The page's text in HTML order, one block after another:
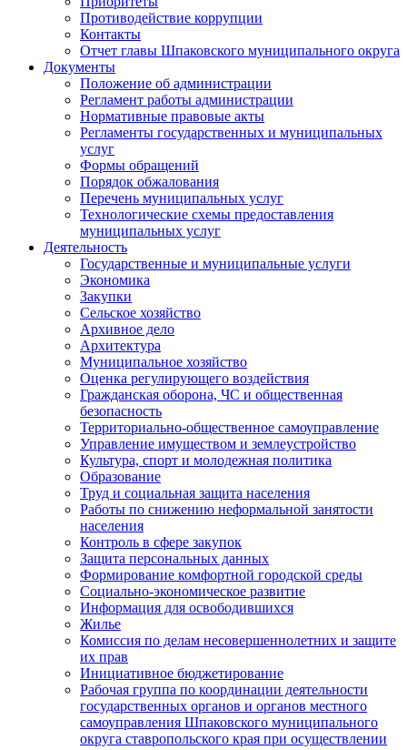
Противодействие коррупции
Контакты
Отчет главы Шпаковского муниципального округа
Документы
Положение об администрации
Регламент работы администрации
Нормативные правовые акты
Регламенты государственных и муниципальных
услуг
Формы обращений
Порядок обжалования
Перечень муниципальных услуг
Технологические схемы предоставления
муниципальных услуг
Деятельность
Государственные и муниципальные услуги
Экономика
Закупки
Сельское хозяйство
Архивное дело
Архитектура
Муниципальное хозяйство
Оценка регулирующего воздействия
Гражданская оборона, ЧС и общественная
безопасность
Территориально-общественное самоуправление
Управление имуществом и землеустройство
Культура, спорт и молодежная политика
Образование
Труд и социальная защита населения
Работы по снижению неформальной занятости
населения
Контроль в сфере закупок
Защита персональных данных
Формирование комфортной городской среды
Социально-экономическое развитие
Информация для освободившихся
Жилье
Комиссия по делам несовершеннолетних и защите
их прав
Инициативное бюджетирование
Рабочая группа по координации деятельности
государственных органов и органов местного
самоуправления Шпаковского муниципального
округа ставропольского края при осуществлении